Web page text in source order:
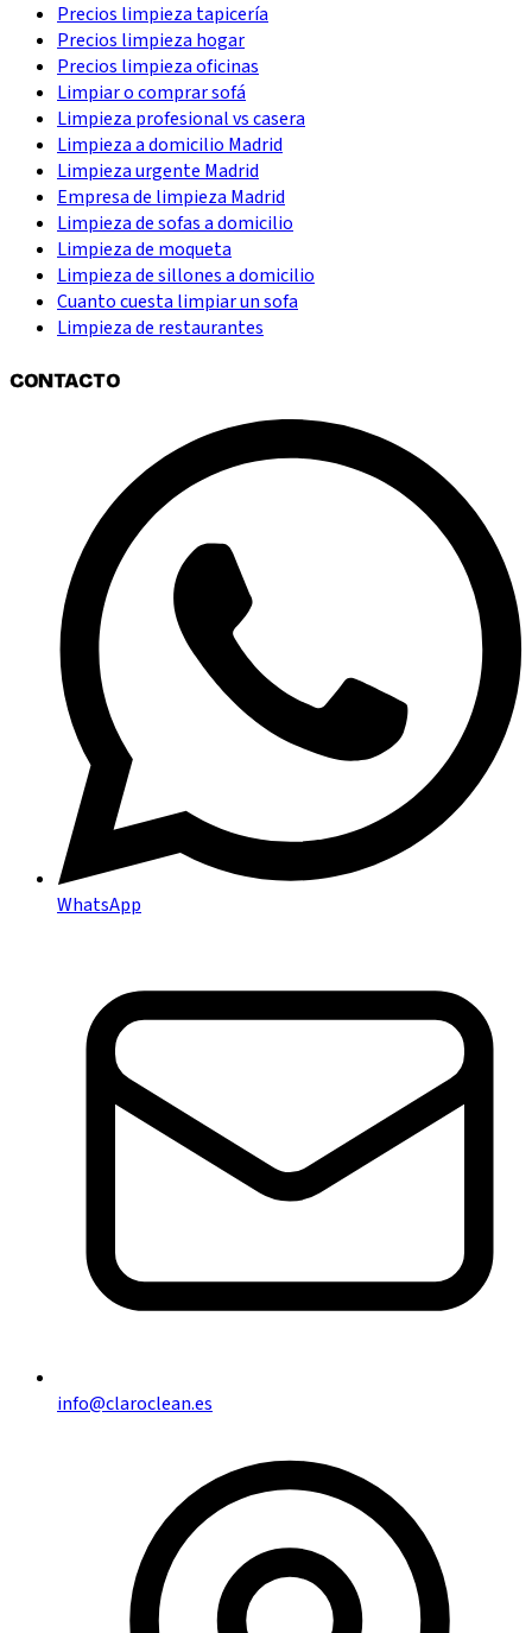
Precios limpieza tapicería
Precios limpieza hogar
Precios limpieza oficinas
Limpiar o comprar sofá
Limpieza profesional vs casera
Limpieza a domicilio Madrid
Limpieza urgente Madrid
Empresa de limpieza Madrid
Limpieza de sofas a domicilio
Limpieza de moqueta
Limpieza de sillones a domicilio
Cuanto cuesta limpiar un sofa
Limpieza de restaurantes
CONTACTO
WhatsApp
info@claroclean.es